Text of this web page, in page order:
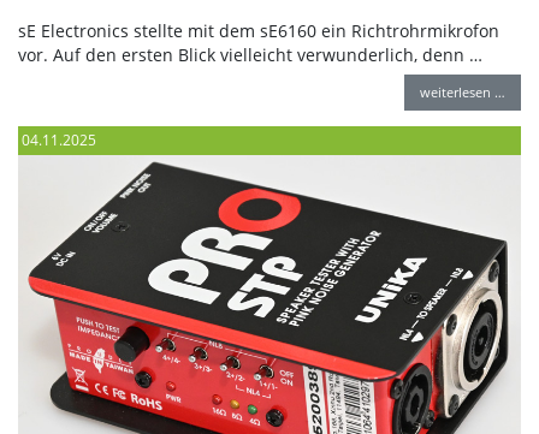
sE Electronics stellte mit dem sE6160 ein Richtrohrmikrofon
vor. Auf den ersten Blick vielleicht verwunderlich, denn …
weiterlesen …
04.11.2025